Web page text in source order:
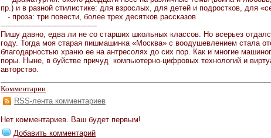
пр.) и в разной стилистике: для взрослых, для детей и подростков, для
- проза: три повести, более трех десятков рассказов
-----------------------------------------
Пишу давно, едва ли не со старших школьных классов. Но всерьез
году. Тогда моя старая пишмашинка «Москва» с воодушевлением стала
благодарностью храню ее на антресолях до сих пор. Как и многие
поры. Ныне, в буйстве причуд компьютерно-цифровых технологий и
авторство.
Комментарии
RSS-лента комментариев
Нет комментариев. Ваш будет первым!
Добавить комментарий